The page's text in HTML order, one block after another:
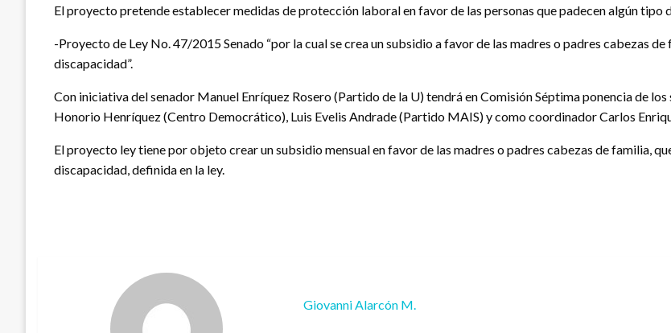
El proyecto pretende establecer medidas de protección laboral en favor de las personas que padecen algún
-Proyecto de Ley No. 47/2015 Senado “por la cual se crea un subsidio a favor de las madres o padres cabezas
discapacidad”.
Con iniciativa del senador Manuel Enríquez Rosero (Partido de la U) tendrá en Comisión Séptima ponencia de
Honorio Henríquez (Centro Democrático), Luis Evelis Andrade (Partido MAIS) y como coordinador Carlos
El proyecto ley tiene por objeto crear un subsidio mensual en favor de las madres o padres cabezas de familia,
discapacidad, definida en la ley.
Giovanni Alarcón M.